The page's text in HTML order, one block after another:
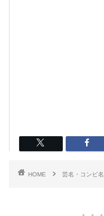
HOME 芸名・コンビ名